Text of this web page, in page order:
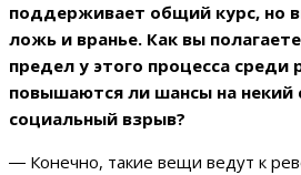
поддерживает общий курс, но
ложь и вранье. Как вы
предел у этого процесса среди
повышаются ли шансы на некий
социальный взрыв?
― Конечно, такие вещи ведут к